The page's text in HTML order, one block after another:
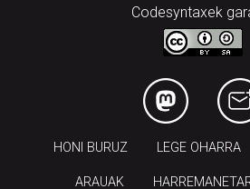
Codesyntaxek
HONI BURUZ LEGE OHARRA
ARAUAK